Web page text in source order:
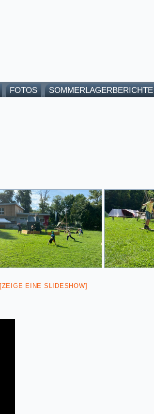
FOTOS SOMMERLAGERBERICHTE
[ZEIGE EINE SLIDESHOW]